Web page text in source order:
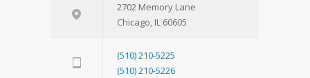
2702 Memory Lane
Chicago, IL 60605
(510) 210-5225
(510) 210-5226